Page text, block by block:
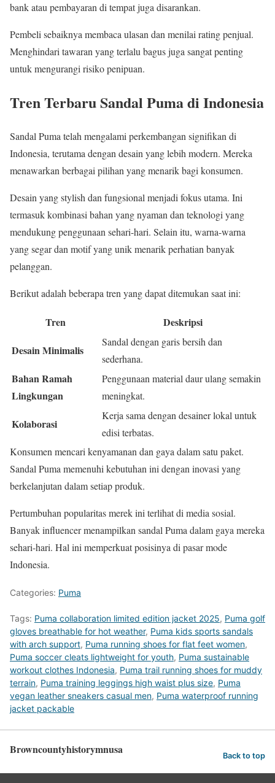
bank atau pembayaran di tempat juga disarankan.
Pembeli sebaiknya membaca ulasan dan menilai rating penjual.
Menghindari tawaran yang terlalu bagus juga sangat penting
untuk mengurangi risiko penipuan.
Tren Terbaru Sandal Puma di Indonesia
Sandal Puma telah mengalami perkembangan signifikan di
Indonesia, terutama dengan desain yang lebih modern. Mereka
menawarkan berbagai pilihan yang menarik bagi konsumen.
Desain yang stylish dan fungsional menjadi fokus utama. Ini
termasuk kombinasi bahan yang nyaman dan teknologi yang
mendukung penggunaan sehari-hari. Selain itu, warna-warna
yang segar dan motif yang unik menarik perhatian banyak
pelanggan.
Berikut adalah beberapa tren yang dapat ditemukan saat ini:
Tren
Deskripsi
Desain Minimalis
Sandal dengan garis bersih dan
sederhana.
Bahan Ramah
Lingkungan
Penggunaan material daur ulang semakin
meningkat.
Kolaborasi
Kerja sama dengan desainer lokal untuk
edisi terbatas.
Konsumen mencari kenyamanan dan gaya dalam satu paket.
Sandal Puma memenuhi kebutuhan ini dengan inovasi yang
berkelanjutan dalam setiap produk.
Pertumbuhan popularitas merek ini terlihat di media sosial.
Banyak influencer menampilkan sandal Puma dalam gaya mereka
sehari-hari. Hal ini memperkuat posisinya di pasar mode
Indonesia.
Categories: Puma
Tags: Puma collaboration limited edition jacket 2025, Puma golf
gloves breathable for hot weather, Puma kids sports sandals
with arch support, Puma running shoes for flat feet women,
Puma soccer cleats lightweight for youth, Puma sustainable
workout clothes Indonesia, Puma trail running shoes for muddy
terrain, Puma training leggings high waist plus size, Puma
vegan leather sneakers casual men, Puma waterproof running
jacket packable
Browncountyhistorymnusa Back to top